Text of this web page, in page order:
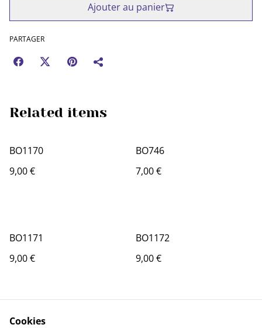
Ajouter au panier
PARTAGER
Related items
BO1170
9,00 €
BO746
7,00 €
BO1171
9,00 €
BO1172
9,00 €
Cookies